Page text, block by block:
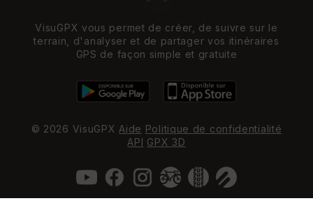
VisuGPX vous permet de créer, de suivre sur le
terrain, d'analyser et de partager vos itinéraires
GPS de façon simple et gratuite
© 2026 VisuGPX Aide Politique de confidentialité
API GPX 3D